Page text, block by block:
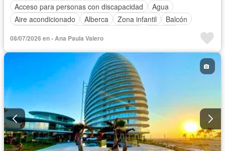
Acceso para personas con discapacidad
Agua
Aire acondicionado
Alberca Zona infantil
Balcón
Cocina integral
Cuarto de Limpieza
Electricidad
Elevador Estacionamiento
Gimnasio
Jacuzzi Jardín
Despacho
Recámara con closet
Azotea Sala polivalente
Seguridad
Terraza Vista panorámica
Zonas verdes
Sin amueblar
08/07/2026 en - Ana Paula Valero